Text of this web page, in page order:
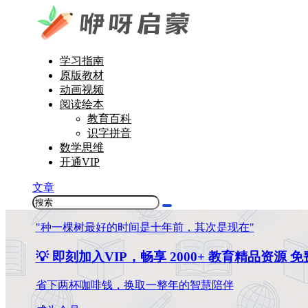
学习指南
原版教材
动画视频
阅读绘本
教育百科
识字拼音
数学思维
开通VIP
文章
"种一棵树最好的时间是十年前，其次是现在"
💡 即刻加入VIP，畅享 2000+ 教育精品资源 免
省下两杯咖啡钱，换取一整年的智慧陪伴